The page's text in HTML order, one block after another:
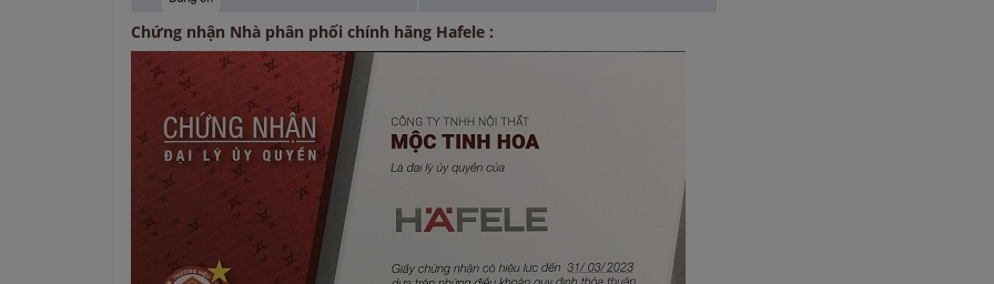
Chứng nhận Nhà phân phối chính hãng Hafele :